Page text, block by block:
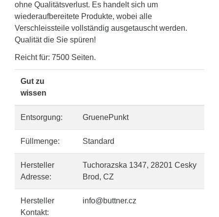
ohne Qualitätsverlust. Es handelt sich um
wiederaufbereitete Produkte, wobei alle
Verschleissteile vollständig ausgetauscht werden.
Qualität die Sie spüren!
Reicht für: 7500 Seiten.
Gut zu
wissen
Entsorgung: GruenePunkt
Füllmenge: Standard
Hersteller
Adresse:
Tuchorazska 1347, 28201 Cesky
Brod, CZ
Hersteller
Kontakt:
info@buttner.cz